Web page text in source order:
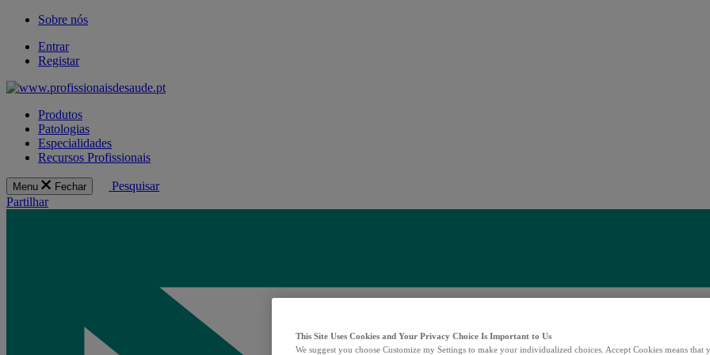
Sobre nós
Entrar
Registar
Produtos
Patologias
Especialidades
Recursos Profissionais
Menu Fechar
Pesquisar
Partilhar
This Site Uses Cookies and Your Privacy Choice Is Important to Us
We suggest you choose Customize my Settings to make your individualized choices. Accept Cookies means that